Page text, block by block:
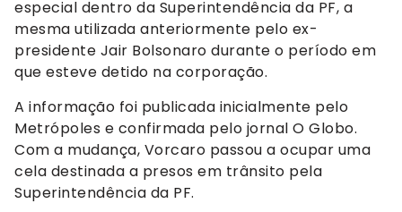
especial dentro da Superintendência da PF, a
mesma utilizada anteriormente pelo ex-
presidente Jair Bolsonaro durante o período em
que esteve detido na corporação.
A informação foi publicada inicialmente pelo
Metrópoles e confirmada pelo jornal O Globo.
Com a mudança, Vorcaro passou a ocupar uma
cela destinada a presos em trânsito pela
Superintendência da PF.